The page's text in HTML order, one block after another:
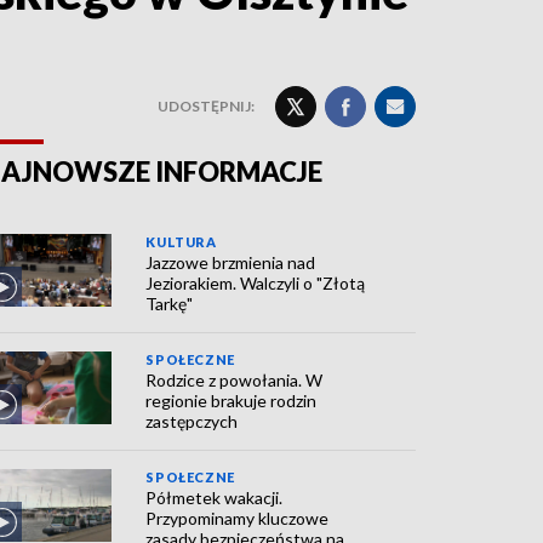
UDOSTĘPNIJ:
INFORMACJE
KULTURA
Jazzowe brzmienia nad
Jeziorakiem. Walczyli o "Złotą
Tarkę"
SPOŁECZNE
Rodzice z powołania. W
regionie brakuje rodzin
zastępczych
SPOŁECZNE
Półmetek wakacji.
Przypominamy kluczowe
zasady bezpieczeństwa na